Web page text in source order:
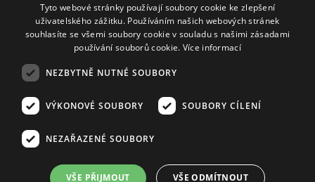
Kříženeckého nám. 322
152 00 Praha 5
IČ 416 93 311
© 2008–2026 EMPRESA MEDIA, a.s. Všechna práva vyhrazena.
Zásady ochrany osobních a dalších zpracovávaných údajů
Informace o měření sledovanosti videa ve video archivu
Tyto webové stránky používají soubory cookie ke zlepšení
uživatelského zážitku. Používáním našich webových stránek
souhlasíte se všemi soubory cookie v souladu s našimi zásadami
používání souborů cookie. Více informací
NEZBYTNĚ NUTNÉ SOUBORY
VÝKONOVÉ SOUBORY SOUBORY CÍLENÍ
NEZAŘAZENÉ SOUBORY
VŠE PŘIJMOUT VŠE ODMÍTNOUT